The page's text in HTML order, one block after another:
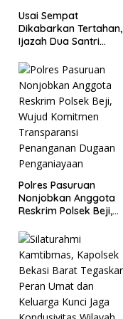
Usai Sempat
Dikabarkan Tertahan,
Ijazah Dua Santri
Secara Cuma-cuma
Polres Pasuruan
Nonjobkan Anggota
Reskrim Polsek Beji,
Transparansi
Penanganan Dugaan
Penganiayaan